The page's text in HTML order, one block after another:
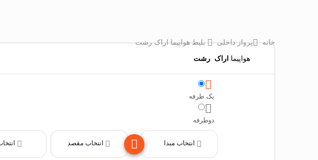
خانه پرواز داخلی
بلیط هواپیما اراک رشت
هواپیما اراک رشت
یک طرفه
دوطرفه
انتخاب مبدا انتخاب مقصد